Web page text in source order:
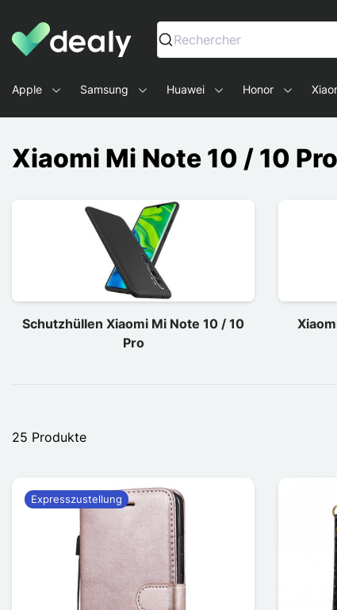
Dealy - Hüllen und Zubehör für Smartphones und
Rechercher
Apple Samsung Huawei Honor
Xiaomi Mi Note 10 / 10 Pro
Schutzhüllen Xiaomi Mi Note 10 / 10
Pro
25 Produkte
Expresszustellung